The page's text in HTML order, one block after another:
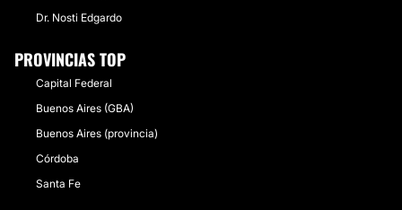
Dr. Nosti Edgardo
PROVINCIAS TOP
Capital Federal
Buenos Aires (GBA)
Buenos Aires (provincia)
Córdoba
Santa Fe